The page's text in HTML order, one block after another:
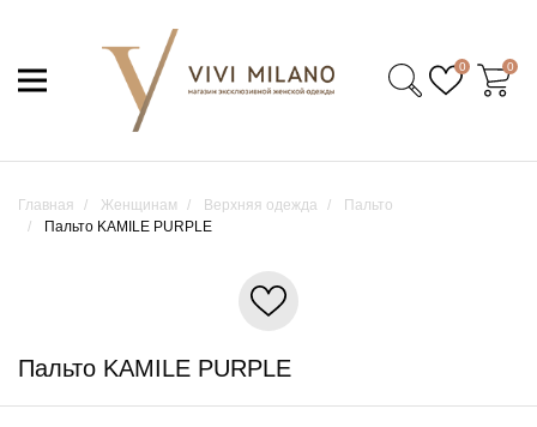
0 0
Главная Женщинам Верхняя одежда
Пальто
Пальто KAMILE PURPLE
Пальто KAMILE PURPLE